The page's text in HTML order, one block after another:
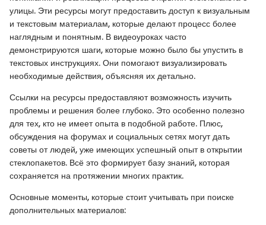
улицы. Эти ресурсы могут предоставить доступ к визуальным
и текстовым материалам, которые делают процесс более
наглядным и понятным. В видеоуроках часто
демонстрируются шаги, которые можно было бы упустить в
текстовых инструкциях. Они помогают визуализировать
необходимые действия, объясняя их детально.
Ссылки на ресурсы предоставляют возможность изучить
проблемы и решения более глубоко. Это особенно полезно
для тех, кто не имеет опыта в подобной работе. Плюс,
обсуждения на форумах и социальных сетях могут дать
советы от людей, уже имеющих успешный опыт в открытии
стеклопакетов. Всё это формирует базу знаний, которая
сохраняется на протяжении многих практик.
Основные моменты, которые стоит учитывать при поиске
дополнительных материалов: